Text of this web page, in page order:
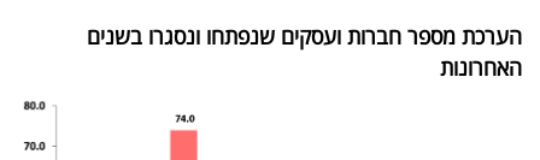
תרבות
ופנאי
הערכת מספר חברות ועסקים שנפתחו ונסגרו בשנים
האחרונות